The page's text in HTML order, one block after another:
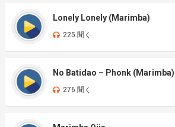
Lonely Lonely (Marimba)
225 聞く
No Batidao – Phonk (Marimba)
276 聞く